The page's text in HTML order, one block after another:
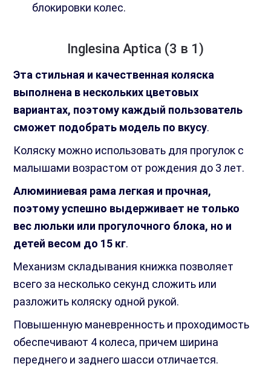
блокировки колес.
Inglesina Aptica (3 в 1)
Эта стильная и качественная коляска
выполнена в нескольких цветовых
вариантах, поэтому каждый пользователь
сможет подобрать модель по вкусу.
Коляску можно использовать для прогулок с
малышами возрастом от рождения до 3 лет.
Алюминиевая рама легкая и прочная,
поэтому успешно выдерживает не только
вес люльки или прогулочного блока, но и
детей весом до 15 кг.
Механизм складывания книжка позволяет
всего за несколько секунд сложить или
разложить коляску одной рукой.
Повышенную маневренность и проходимость
обеспечивают 4 колеса, причем ширина
переднего и заднего шасси отличается.